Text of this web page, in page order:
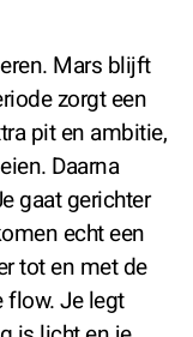
Mars blijft
zorgt een
pit en ambitie,
Daarna
gaat gerichter
echt een
tot en met de
flow. Je legt